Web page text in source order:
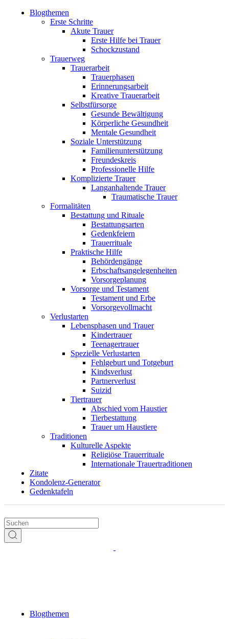
Blogthemen
Erste Schritte
Akute Trauer
Erste Hilfe bei Trauer
Schockzustand
Trauerweg
Trauerarbeit
Trauerphasen
Erinnerungsarbeit
Kreative Trauerarbeit
Selbstfürsorge
Gesunde Bewältigung
Körperliche Gesundheit
Mentale Gesundheit
Soziale Unterstützung
Familienunterstützung
Freundeskreis
Professionelle Hilfe
Komplizierte Trauer
Langanhaltende Trauer
Traumatische Trauer
Formalitäten
Bestattung und Rituale
Bestattungsarten
Gedenkfeiern
Trauerrituale
Praktische Hilfe
Behördengänge
Erbschaftsangelegenheiten
Vorsorgeplanung
Vorsorge und Testament
Testament und Erbe
Vorsorgevollmacht
Verlustarten
Lebensphasen und Trauer
Kindertrauer
Teenagertrauer
Spezielle Verlustarten
Fehlgeburt und Totgeburt
Kindsverlust
Partnerverlust
Suizid
Tiertrauer
Abschied vom Haustier
Tierbestattung
Trauer um Haustiere
Traditionen
Kulturelle Aspekte
Religiöse Trauerrituale
Internationale Trauertraditionen
Zitate
Kondolenz-Generator
Gedenktafeln
Blogthemen